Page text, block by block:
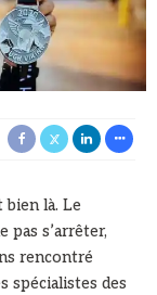
bien là. Le
s’arrêter,
rencontré
spécialistes des